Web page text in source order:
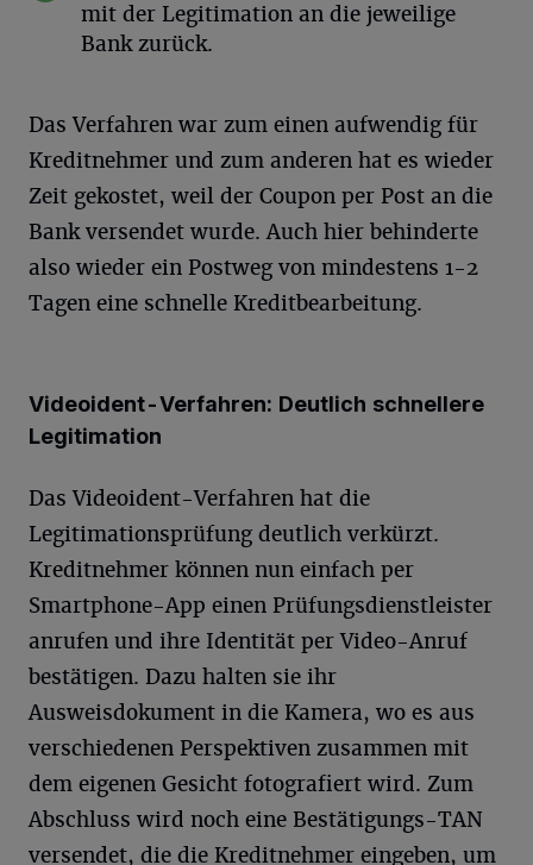
mit der Legitimation an die jeweilige
Bank zurück.
Das Verfahren war zum einen aufwendig für
Kreditnehmer und zum anderen hat es wieder
Zeit gekostet, weil der Coupon per Post an die
Bank versendet wurde. Auch hier behinderte
also wieder ein Postweg von mindestens 1-2
Tagen eine schnelle Kreditbearbeitung.
Videoident-Verfahren: Deutlich schnellere
Legitimation
Das Videoident-Verfahren hat die
Legitimationsprüfung deutlich verkürzt.
Kreditnehmer können nun einfach per
Smartphone-App einen Prüfungsdienstleister
anrufen und ihre Identität per Video-Anruf
bestätigen. Dazu halten sie ihr
Ausweisdokument in die Kamera, wo es aus
verschiedenen Perspektiven zusammen mit
dem eigenen Gesicht fotografiert wird. Zum
Abschluss wird noch eine Bestätigungs-TAN
versendet, die die Kreditnehmer eingeben, um